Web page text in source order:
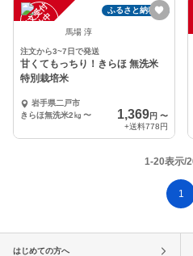
注
文
受
付
停
止
中
ふるさと納税可
馬場 淳
注文から3~7日で発送
甘くてもっちり！きらほ 無洗米
特別栽培米
岩手県二戸市
きらほ無洗米2㎏ 〜 1,369円 〜
+送料778円
1-20表示/
1
はじめての方へ